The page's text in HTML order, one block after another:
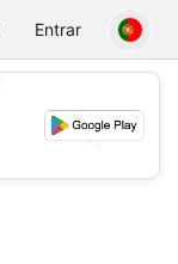
Entrar
💕